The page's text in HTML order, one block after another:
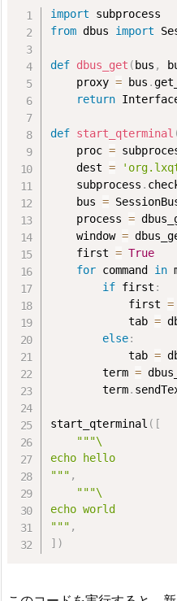
import
from dbus import
def dbus_get ( bus ,
    proxy
= bus .
return
def start_qterminal
    proc
=
    dest
=
    subprocess
.
    bus
=
    process
=
    window
=
    first
= True
for command in
if first :
            first
=
            tab
=
else:
            tab
=
        term
=
        term
.
start_qterminal ( [
"""\
echo hello
""" ,
"""\
echo world
""" ,
] )